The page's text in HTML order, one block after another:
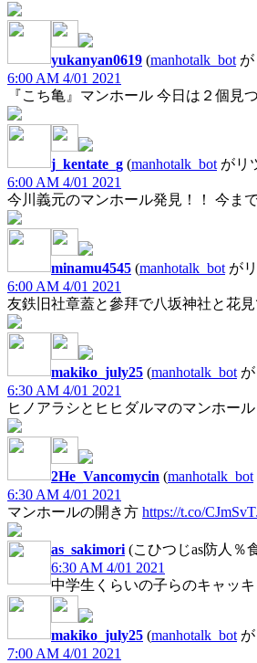
yukanyan0619 (manhotalk_bot
6:00 AM 4/01 2021
『こち亀』マンホール 今日は２個
j_kentate_g (manhotalk_bot がリ
6:00 AM 4/01 2021
今川義元のマンホール発見！！ 今ま
minamu4545 (manhotalk_bot が
6:00 AM 4/01 2021
友鉄旧社章蓋と參拜で八坂神社と花
makiko_july25 (manhotalk_bot
6:30 AM 4/01 2021
ヒノアラシとヒヒダルマのマンホール
2He_Vancomycin (manhotalk_bot
6:30 AM 4/01 2021
マンホールの開き方 https://t.co/
as_sakimori (こひつじas防人％
6:30 AM 4/01 2021
中学生くらいの子らのキャッ
makiko_july25 (manhotalk_bot
7:00 AM 4/01 2021